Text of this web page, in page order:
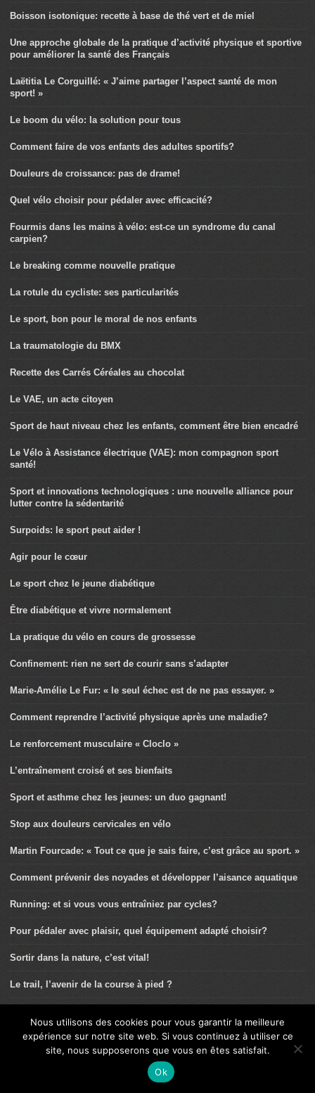
Boisson isotonique: recette à base de thé vert et de miel
Une approche globale de la pratique d’activité physique et sportive
pour améliorer la santé des Français
Laëtitia Le Corguillé: « J’aime partager l’aspect santé de mon
sport! »
Le boom du vélo: la solution pour tous
Comment faire de vos enfants des adultes sportifs?
Douleurs de croissance: pas de drame!
Quel vélo choisir pour pédaler avec efficacité?
Fourmis dans les mains à vélo: est-ce un syndrome du canal
carpien?
Le breaking comme nouvelle pratique
La rotule du cycliste: ses particularités
Le sport, bon pour le moral de nos enfants
La traumatologie du BMX
Recette des Carrés Céréales au chocolat
Le VAE, un acte citoyen
Sport de haut niveau chez les enfants, comment être bien encadré
Le Vélo à Assistance électrique (VAE): mon compagnon sport
santé!
Sport et innovations technologiques : une nouvelle alliance pour
lutter contre la sédentarité
Surpoids: le sport peut aider !
Agir pour le cœur
Le sport chez le jeune diabétique
Être diabétique et vivre normalement
La pratique du vélo en cours de grossesse
Confinement: rien ne sert de courir sans s’adapter
Marie-Amélie Le Fur: « le seul échec est de ne pas essayer. »
Comment reprendre l’activité physique après une maladie?
Le renforcement musculaire « Cloclo »
L’entraînement croisé et ses bienfaits
Sport et asthme chez les jeunes: un duo gagnant!
Stop aux douleurs cervicales en vélo
Martin Fourcade: « Tout ce que je sais faire, c’est grâce au sport. »
Comment prévenir des noyades et développer l’aisance aquatique
Running: et si vous vous entraîniez par cycles?
Pour pédaler avec plaisir, quel équipement adapté choisir?
Sortir dans la nature, c’est vital!
Le trail, l’avenir de la course à pied ?
Mitochondries: boostez vos centrales énergétiques!
Aponévrosite plantaire: la douleur sous le talon…
Nous utilisons des cookies pour vous garantir la meilleure
expérience sur notre site web. Si vous continuez à utiliser ce
site, nous supposerons que vous en êtes satisfait.
Ok